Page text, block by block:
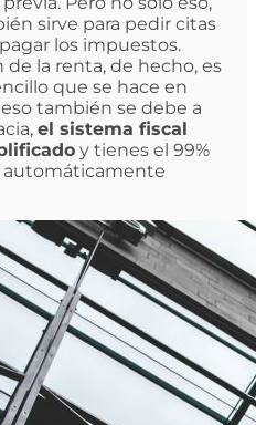
sirve para pedir citas
los impuestos.
de la renta, de hecho, es
que se hace en
también se debe a
el sistema fiscal
y tienes el 99%
automáticamente